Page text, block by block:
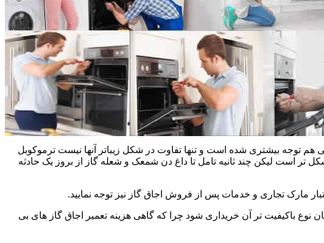
هم توجه بیشتری شده است و تنها تفاوت در شکل زیباتر آنها نیست ترموکوبل
است لیکن چند ثانیه تامل تا داغ دن شمعک و شعله گاز از بروز یک حادثه
مارک تجاری و خدمات پس از فروش اجاق گاز نیز توجه نمایید.
نوع باکیفیت تر آن خریداری شود چرا که گاهی هزینه تعمیر اجاق گاز های بی